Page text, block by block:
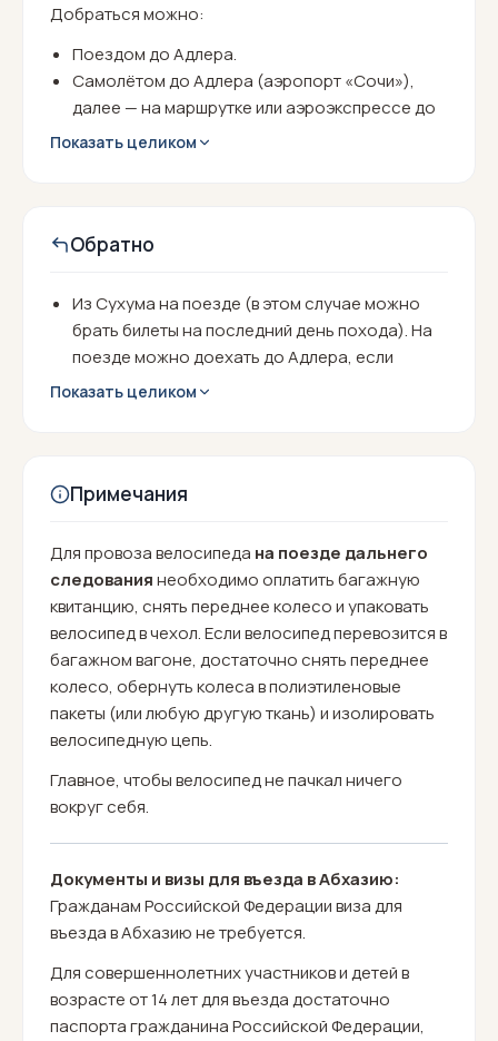
Добраться можно:
Поездом до Адлера.
Самолётом до Адлера (аэропорт «Сочи»),
далее — на маршрутке или аэроэкспрессе до
ж/д вокзала (к месту встречи группы).
Показать целиком
Обратно
Из Сухума на поезде (в этом случае можно
брать билеты на последний день похода). На
поезде можно доехать до Адлера, если
дальше вам лететь на самолете
похода).
Показать целиком
Примечания
Для провоза велосипеда на поезде дальнего
следованиянеобходимо оплатить багажную
квитанцию, снять переднее колесо и упаковать
велосипед в чехол. Если велосипед перевозится в
багажном вагоне, достаточно снять переднее
колесо, обернуть колеса в полиэтиленовые
пакеты (или любую другую ткань) и изолировать
велосипедную цепь.
Главное, чтобы велосипед не пачкал ничего
вокруг себя.
Документы и визы для въезда в Абхазию:
Гражданам Российской Федерации виза для
въезда в Абхазию не требуется.
Для совершеннолетних участников и детей в
возрасте от 14 лет для въезда достаточно
паспорта гражданина Российской Федерации,